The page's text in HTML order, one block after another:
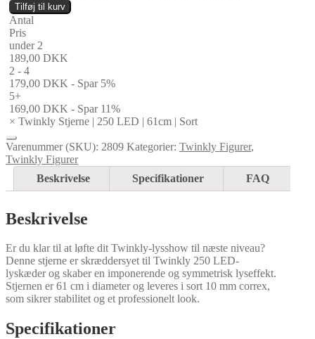
Tilføj til kurv
Antal
Pris
under 2
189,00 DKK
2 - 4
179,00 DKK - Spar 5%
5+
169,00 DKK - Spar 11%
× Twinkly Stjerne | 250 LED | 61cm | Sort
Varenummer (SKU): 2809 Kategorier: Twinkly Figurer,
Twinkly Figurer
Beskrivelse
Specifikationer FAQ
Beskrivelse
Er du klar til at løfte dit Twinkly-lysshow til næste niveau?
Denne stjerne er skræddersyet til Twinkly 250 LED-
lyskæder og skaber en imponerende og symmetrisk lyseffekt.
Stjernen er 61 cm i diameter og leveres i sort 10 mm correx,
som sikrer stabilitet og et professionelt look.
Specifikationer